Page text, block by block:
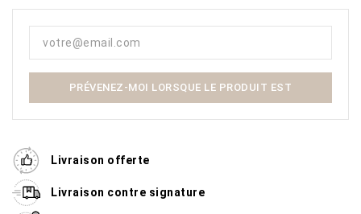
PRÉVENEZ-MOI LORSQUE LE PRODUIT EST
DISPONIBLE
Livraison offerte
Livraison contre signature